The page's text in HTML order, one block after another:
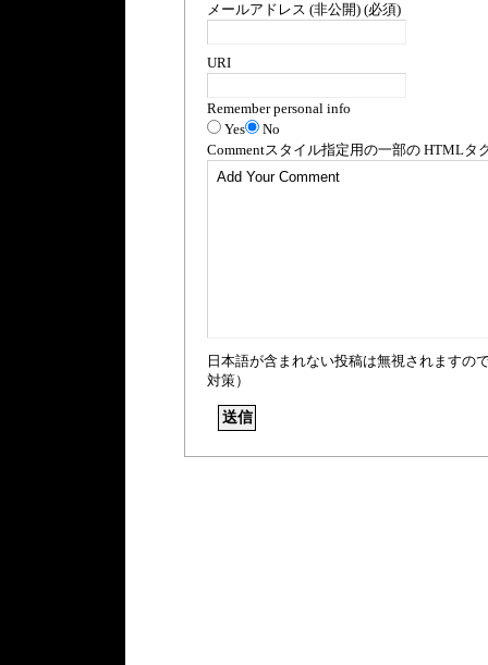
メールアドレス (非公開) (必須)
URI
Remember personal info
Yes
No
Commentスタイル指定用の一部の HTMLタ
日本語が含まれない投稿は無視されますの
対策）